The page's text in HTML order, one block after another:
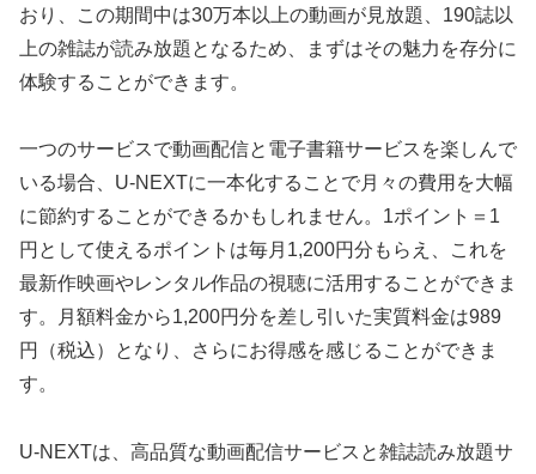
おり、この期間中は30万本以上の動画が見放題、190誌以
上の雑誌が読み放題となるため、まずはその魅力を存分に
体験することができます。
一つのサービスで動画配信と電子書籍サービスを楽しんで
いる場合、U-NEXTに一本化することで月々の費用を大幅
に節約することができるかもしれません。1ポイント＝1
円として使えるポイントは毎月1,200円分もらえ、これを
最新作映画やレンタル作品の視聴に活用することができま
す。月額料金から1,200円分を差し引いた実質料金は989
円（税込）となり、さらにお得感を感じることができま
す。
U-NEXTは、高品質な動画配信サービスと雑誌読み放題サ